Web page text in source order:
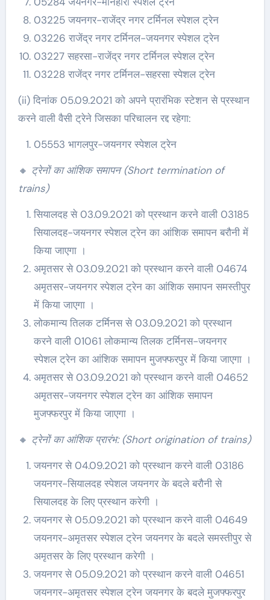
03225 जयनगर-राजेंद्र नगर टर्मिनल स्पेशल ट्रेन
03226 राजेंद्र नगर टर्मिनल-जयनगर स्पेशल ट्रेन
03227 सहरसा-राजेंद्र नगर टर्मिनल स्पेशल ट्रेन
03228 राजेंद्र नगर टर्मिनल-सहरसा स्पेशल ट्रेन
(ii) दिनांक 05.09.2021 को अपने प्रारंभिक स्टेशन से प्रस्थान
करने वाली वैसी ट्रेने जिसका परिचालन रद्द रहेगा:
05553 भागलपुर-जयनगर स्पेशल ट्रेन
🔸 ट्रेनों का आंशिक समापन (Short termination of
trains)
सियालदह से 03.09.2021 को प्रस्थान करने वाली 03185
सियालदह-जयनगर स्पेशल ट्रेन का आंशिक समापन बरौनी में
किया जाएगा ।
अमृतसर से 03.09.2021 को प्रस्थान करने वाली 04674
अमृतसर-जयनगर स्पेशल ट्रेन का आंशिक समापन समस्तीपुर
में किया जाएगा ।
लोकमान्य तिलक टर्मिनस से 03.09.2021 को प्रस्थान
करने वाली 01061 लोकमान्य तिलक टर्मिनस-जयनगर
स्पेशल ट्रेन का आंशिक समापन मुजफ्फरपुर में किया जाएगा ।
अमृतसर से 03.09.2021 को प्रस्थान करने वाली 04652
अमृतसर-जयनगर स्पेशल ट्रेन का आंशिक समापन
मुजफ्फरपुर में किया जाएगा ।
🔸 ट्रेनों का आंशिक प्रारंभ: (Short origination of trains)
जयनगर से 04.09.2021 को प्रस्थान करने वाली 03186
जयनगर-सियालदह स्पेशल जयनगर के बदले बरौनी से
सियालदह के लिए प्रस्थान करेगी ।
जयनगर से 05.09.2021 को प्रस्थान करने वाली 04649
जयनगर-अमृतसर स्पेशल ट्रेन जयनगर के बदले समस्तीपुर से
अमृतसर के लिए प्रस्थान करेगी ।
जयनगर से 05.09.2021 को प्रस्थान करने वाली 04651
जयनगर-अमृतसर स्पेशल ट्रेन जयनगर के बदले मुजफ्फरपुर